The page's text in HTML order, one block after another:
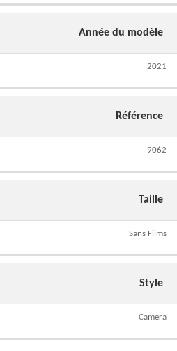
Année du modèle
2021
Référence
9062
Taille
Sans Films
Style
Camera